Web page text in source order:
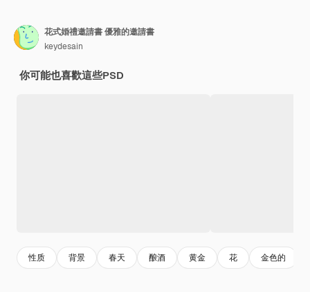
花式婚禮邀請書 優雅的邀請書
keydesain
你可能也喜歡這些PSD
性质 背景 春天 酿酒 黄金 花 金色的